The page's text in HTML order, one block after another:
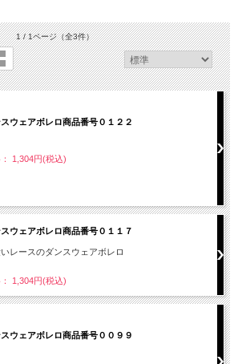
1 / 1ページ（全3件）
ウェアボレロ商品番号０１２２
1,304円(税込)
ウェアボレロ商品番号０１１７
レースのダンスウェアボレロ
1,304円(税込)
ウェアボレロ商品番号００９９